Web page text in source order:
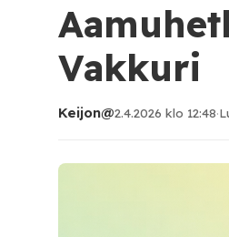
Vakkuri
Keijon@2.4.2026 klo 12:48·